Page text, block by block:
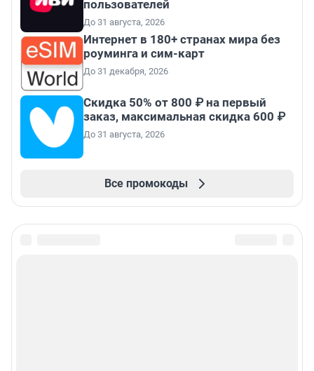
пользователей
До 31 августа, 2026
Интернет в 180+ странах мира без
роуминга и сим-карт
До 31 декабря, 2026
Скидка 50% от 800 ₽ на первый
заказ, максимальная скидка 600 ₽
До 31 августа, 2026
Все промокоды